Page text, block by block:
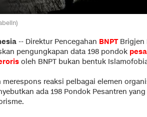
-- Direktur Pencegahan BNPT Brigjen
pengungkapan data 198 pondok
oleh BNPT bukan bentuk
merespons reaksi pelbagai elemen
ada 198 Pondok Pesantren